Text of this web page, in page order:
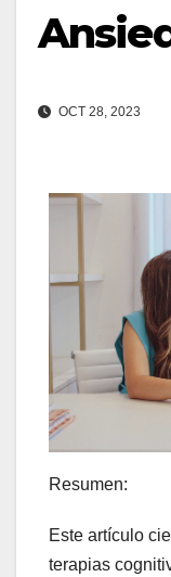
OCT 28, 2023
Resumen:
Este artículo
terapias